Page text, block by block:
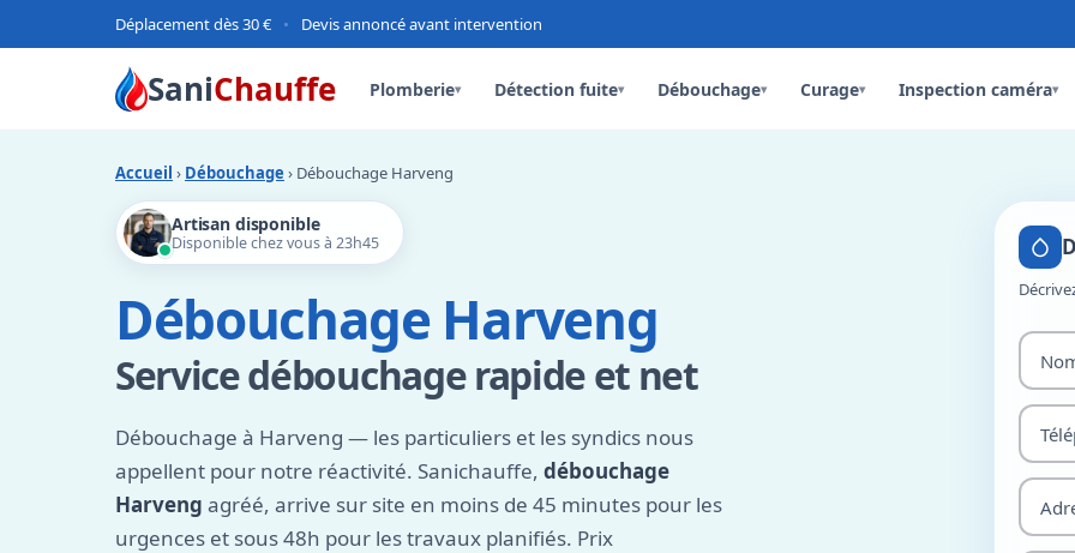
Déplacement dès 30 € • Devis annoncé avant intervention
SaniChauffe Plomberie▾ Détection fuite▾ Débouchage▾ Curage▾ Inspection caméra▾
Accueil › Débouchage › Débouchage Harveng
Artisan disponible
Disponible chez vous à 23h45
Débouchage Harveng
Service débouchage rapide et net
Débouchage à Harveng — les particuliers et les syndics nous
appellent pour notre réactivité. Sanichauffe, débouchage
Harveng agréé, arrive sur site en moins de 45 minutes pour les
urgences et sous 48h pour les travaux planifiés. Prix